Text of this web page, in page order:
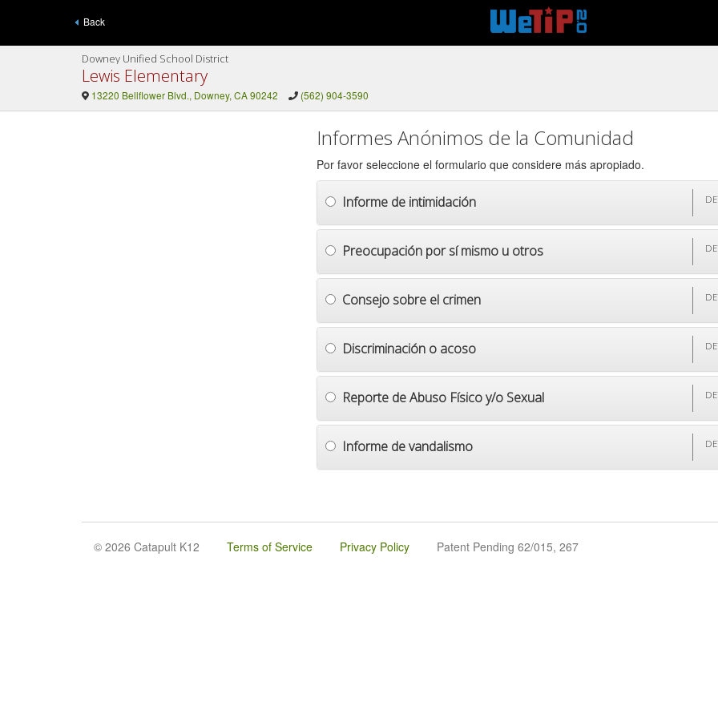
Back
Downey Unified School District
Lewis Elementary
13220 Bellflower Blvd., Downey, CA 90242 (562) 904-3590
Informes Anónimos de la Comunidad
Por favor seleccione el formulario que considere más apropiado.
Informe de intimidación
Preocupación por sí mismo u otros
Consejo sobre el crimen
Discriminación o acoso
Reporte de Abuso Físico y/o Sexual
Informe de vandalismo
© 2026 Catapult K12 Terms of Service Privacy Policy Patent Pending 62/015, 267